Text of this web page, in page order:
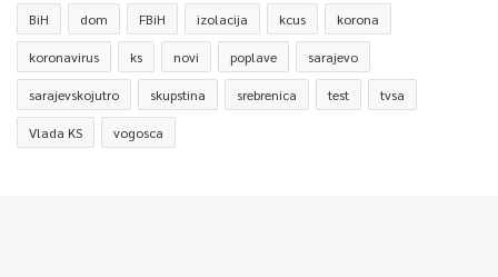
BiH dom FBiH izolacija kcus korona
koronavirus ks novi poplave sarajevo
sarajevskojutro skupstina srebrenica test tvsa
Vlada KS vogosca